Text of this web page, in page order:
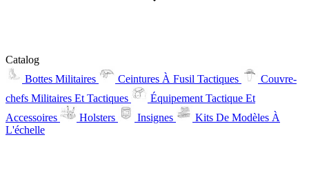
Catalog
Bottes Militaires
Ceintures À Fusil Tactiques
Couvre-
chefs Militaires Et Tactiques
Équipement Tactique Et
Accessoires
Holsters Insignes
Kits De Modèles À
L'échelle